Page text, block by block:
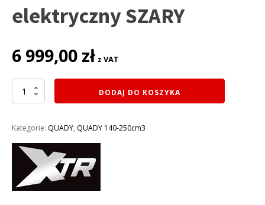
elektryczny SZARY
6 999,00 zł z VAT
ilość
QUAD
FARMER
150
PRO
KOŁA
8
DODAJ DO KOSZYKA
Kategorie: QUADY, QUADY 140-250cm3